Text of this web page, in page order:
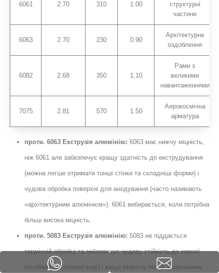
6061 2.70 310 1.00
структурні
частини
6063 2.70 230 0.90
Архітектурне
оздоблення
6082 2.68 350 1.10
Рами з
великими
навантаженнями
7075 2.81 570 1.50
Аерокосмічна
арматура
проти. 6063 Екструзія алюмінію: 6063 має нижчу міцність,
ніж 6061 але забезпечує кращу здатність до екструдування
(можна легше отримати тонші стінки та складніші форми) і
чудова обробка поверхні для анодування (часто називають
«архітектурним алюмінієм»). 6061 вибирається, коли потрібна
більш висока міцність.
проти. 5083 Екструзія алюмінію: 5083 не піддається
термічній обробці та забезпечує чудову стійкість до корозії
(особливо в солоній воді) і вища міцність після зварювання,